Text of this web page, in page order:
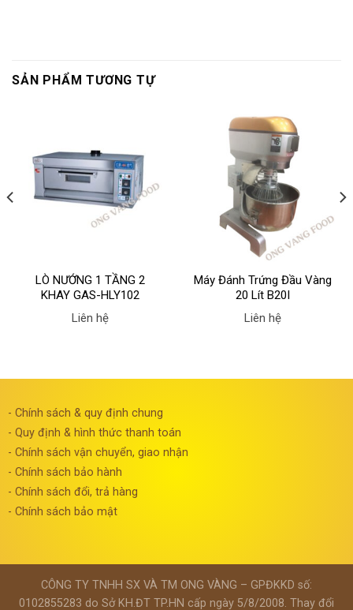
SẢN PHẨM TƯƠNG TỰ
LÒ NƯỚNG 1 TẦNG 2
KHAY GAS-HLY102
Liên hệ
Máy Đánh Trứng Đầu Vàng
20 Lít B20I
Liên hệ
- Chính sách & quy định chung
- Quy định & hình thức thanh toán
- Chính sách vận chuyển, giao nhận
- Chính sách bảo hành
- Chính sách đổi, trả hàng
- Chính sách bảo mật
CÔNG TY TNHH SX VÀ TM ONG VÀNG – GPĐKKD số:
0102855283 do Sở KH.ĐT TP.HN cấp ngày 5/8/2008. Thay đổi